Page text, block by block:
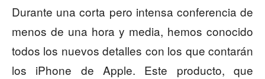
Durante una corta pero intensa conferencia de
menos de una hora y media, hemos conocido
todos los nuevos detalles con los que contarán
los iPhone de Apple. Este producto, que